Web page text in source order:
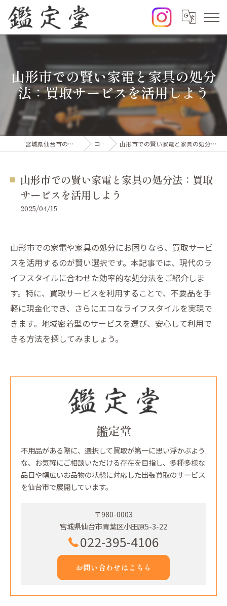
山形市での賢い家電と家具の処分
法：買取サービスを活用しよう
宮城県仙台市の出張買取なら鑑定堂 コラム 山形市での賢い家電と家具の処分法：買取サービスを活用しよう
山形市での賢い家電と家具の処分法：買取
サービスを活用しよう
2025/04/15
山形市での家電や家具の処分にお困りなら、買取サービ
スを活用するのが賢い選択です。本記事では、現代のラ
イフスタイルに合わせた効率的な処分法をご紹介しま
す。特に、買取サービスを利用することで、不要品を手
軽に現金化でき、さらにエコなライフスタイルを実現で
きます。地域密着型のサービスを選び、安心して利用で
きる方法を探してみましょう。
鑑定堂
不用品がある際に、選択して買取が第一に思い浮かぶよう
な、お気軽にご相談いただける存在を目指し、多種多様な
品目や幅広いお品物の状態に対応した出張買取のサービス
を仙台市で展開しています。
〒980-0003
宮城県仙台市青葉区小田原5-3-22
022-395-4106
お問い合わせはこちら